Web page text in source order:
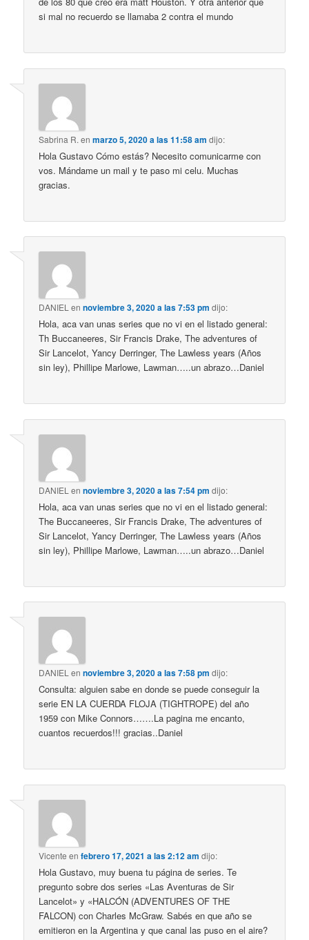
si mal no recuerdo se llamaba 2 contra el mundo
Sabrina R. enmarzo 5, 2020 a las 11:58 am dijo:
Hola Gustavo Cómo estás? Necesito comunicarme con
vos. Mándame un mail y te paso mi celu. Muchas
gracias.
DANIEL ennoviembre 3, 2020 a las 7:53 pm dijo:
Hola, aca van unas series que no vi en el listado general:
Th Buccaneeres, Sir Francis Drake, The adventures of
Sir Lancelot, Yancy Derringer, The Lawless years (Años
sin ley), Phillipe Marlowe, Lawman…..un abrazo…Daniel
DANIEL ennoviembre 3, 2020 a las 7:54 pm dijo:
Hola, aca van unas series que no vi en el listado general:
The Buccaneeres, Sir Francis Drake, The adventures of
Sir Lancelot, Yancy Derringer, The Lawless years (Años
sin ley), Phillipe Marlowe, Lawman…..un abrazo…Daniel
DANIEL ennoviembre 3, 2020 a las 7:58 pm dijo:
Consulta: alguien sabe en donde se puede conseguir la
serie EN LA CUERDA FLOJA (TIGHTROPE) del año
1959 con Mike Connors…….La pagina me encanto,
cuantos recuerdos!!! gracias..Daniel
Vicente enfebrero 17, 2021 a las 2:12 am dijo:
Hola Gustavo, muy buena tu página de series. Te
pregunto sobre dos series «Las Aventuras de Sir
Lancelot» y «HALCÓN (ADVENTURES OF THE
FALCON) con Charles McGraw. Sabés en que año se
emitieron en la Argentina y que canal las puso en el aire?